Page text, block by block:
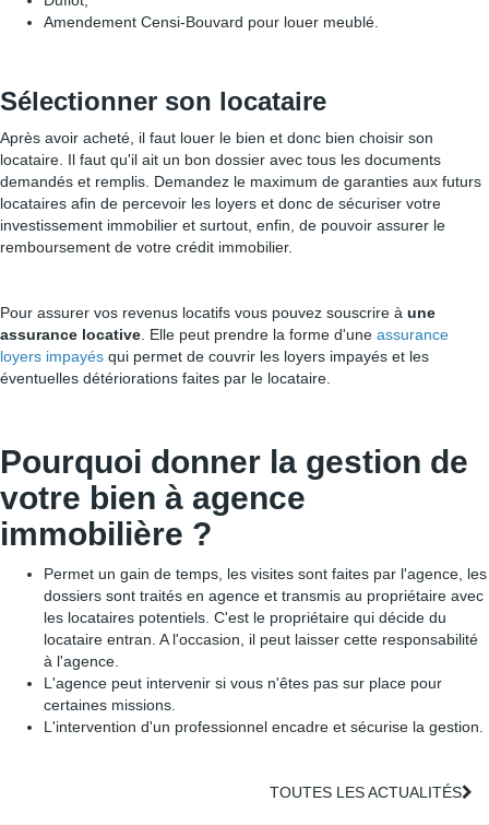
Amendement Censi-Bouvard pour louer meublé.
Sélectionner son locataire
Après avoir acheté, il faut louer le bien et donc bien choisir son
locataire. Il faut qu'il ait un bon dossier avec tous les documents
demandés et remplis. Demandez le maximum de garanties aux futurs
locataires afin de percevoir les loyers et donc de sécuriser votre
investissement immobilier et surtout, enfin, de pouvoir assurer le
remboursement de votre crédit immobilier.
Pour assurer vos revenus locatifs vous pouvez souscrire à une
assurance locative . Elle peut prendre la forme d'une assurance
loyers impayés qui permet de couvrir les loyers impayés et les
éventuelles détériorations faites par le locataire.
Pourquoi donner la gestion de
votre bien à agence
immobilière ?
Permet un gain de temps, les visites sont faites par l'agence, les
dossiers sont traités en agence et transmis au propriétaire avec
les locataires potentiels. C'est le propriétaire qui décide du
locataire entran. A l'occasion, il peut laisser cette responsabilité
à l'agence.
L'agence peut intervenir si vous n'êtes pas sur place pour
certaines missions.
L'intervention d'un professionnel encadre et sécurise la gestion.
TOUTES LES ACTUALITÉS